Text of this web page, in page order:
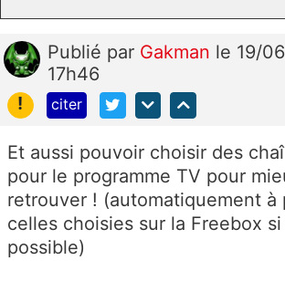
Publié par Gakman le 19/
17h46
!
citer
Et aussi pouvoir choisir des
pour le programme TV pour
retrouver ! (automatiquement à
celles choisies sur la Freebox
possible)